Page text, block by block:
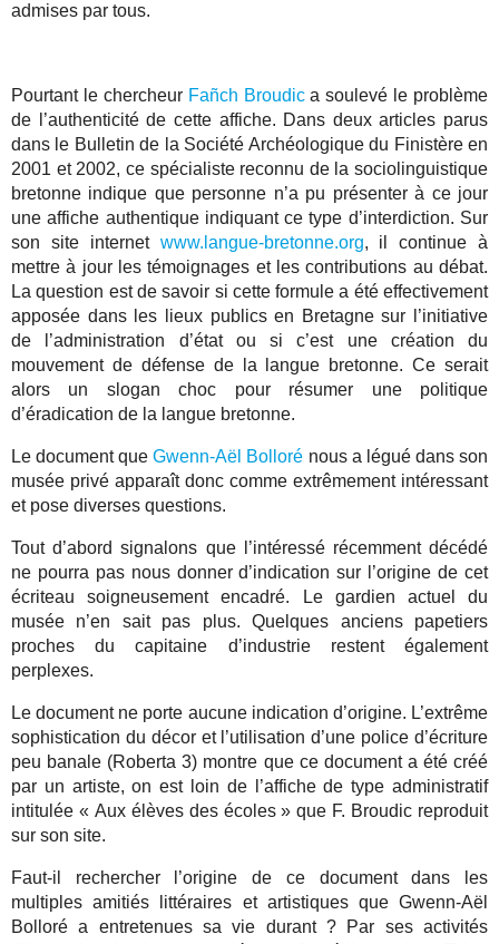
admises par tous.
Pourtant le chercheur Fañch Broudica soulevé le problème
de l’authenticité de cette affiche. Dans deux articles parus
dans le Bulletin de la Société Archéologique du Finistère en
2001 et 2002, ce spécialiste reconnu de la sociolinguistique
bretonne indique que personne n’a pu présenter à ce jour
une affiche authentique indiquant ce type d’interdiction. Sur
son site internet www.langue-bretonne.org, il continue à
mettre à jour les témoignages et les contributions au débat.
La question est de savoir si cette formule a été effectivement
apposée dans les lieux publics en Bretagne sur l’initiative
de l’administration d’état ou si c’est une création du
mouvement de défense de la langue bretonne. Ce serait
alors un slogan choc pour résumer une politique
d’éradication de la langue bretonne.
Le document queGwenn-Aël Bolloré nous a légué dans son
musée privé apparaît donc comme extrêmement intéressant
et pose diverses questions.
Tout d’abord signalons que l’intéressé récemment décédé
ne pourra pas nous donner d’indication sur l’origine de cet
écriteau soigneusement encadré. Le gardien actuel du
musée n’en sait pas plus. Quelques anciens papetiers
proches du capitaine d’industrie restent également
perplexes.
Le document ne porte aucune indication d’origine. L’extrême
sophistication du décor et l’utilisation d’une police d’écriture
peu banale (Roberta 3) montre que ce document a été créé
par un artiste, on est loin de l’affiche de type administratif
intitulée « Aux élèves des écoles » que F. Broudic reproduit
sur son site.
Faut-il rechercher l’origine de ce document dans les
multiples amitiés littéraires et artistiques que Gwenn-Aël
Bolloré a entretenues sa vie durant ? Par ses activités